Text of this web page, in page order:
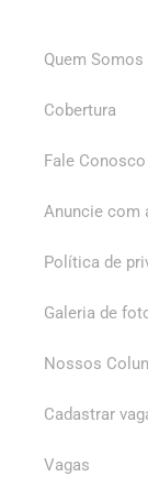
Quem Somos
Cobertura
Fale Conosco
Anuncie com
Política de
Galeria de
Nossos
Cadastrar
Vagas